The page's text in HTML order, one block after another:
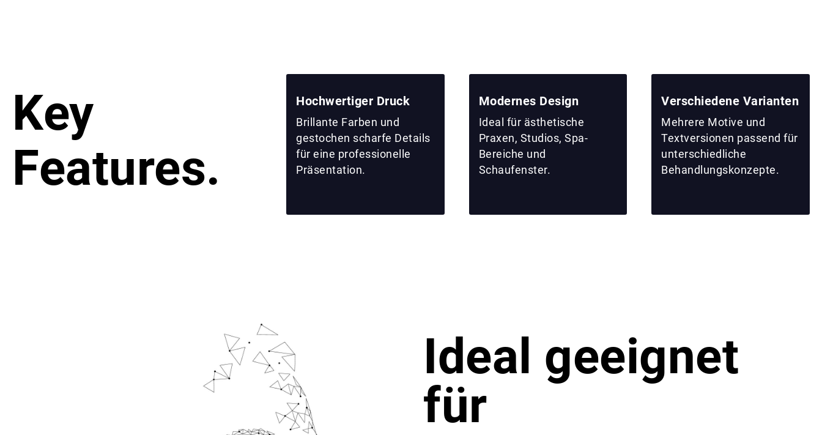
Key
Features.
Hochwertiger Druck
Brillante Farben und
gestochen scharfe Details
für eine professionelle
Präsentation.
Modernes Design
Ideal für ästhetische
Praxen, Studios, Spa-
Bereiche und
Schaufenster.
Verschiedene Varianten
Mehrere Motive und
Textversionen passend für
unterschiedliche
Behandlungskonzepte.
Ideal geeignet
für